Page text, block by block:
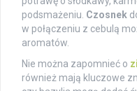
podsmażeniu. Czosnek
w połączeniu z cebulą
aromatów.
Nie można zapomnieć o
również mają kluczowe